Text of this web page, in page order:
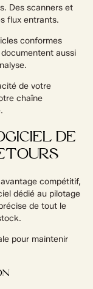
Des scanners et
flux entrants.
conformes
aussi
de votre
chaîne
DE
compétitif,
dédié au pilotage
de tout le
pour maintenir